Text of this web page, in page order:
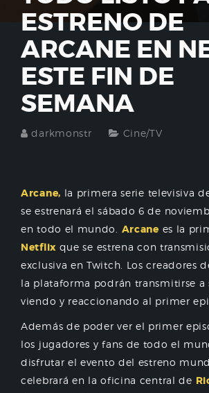
ESTRENO DE
ARCANE EN
ESTE FIN DE
SEMANA
darkmonstr Cine/TV
Arcane, la primera serie televisiva
se estrenará el sábado 6 de
en todo el mundo. Arcane es la
Netflix que se estrena con
exclusiva en Twitch. Los creadores
la plataforma podrán transmitirse a
viendo y reaccionando al primer
Además de poder ver el primer
los jugadores y fans de todo el
disfrutar el evento del estreno
celebrará en la oficina central de